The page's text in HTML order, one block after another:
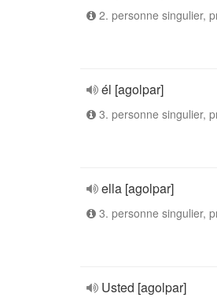
2. personne singulier,
él [agolpar]
3. personne singulier,
ella [agolpar]
3. personne singulier,
Usted [agolpar]